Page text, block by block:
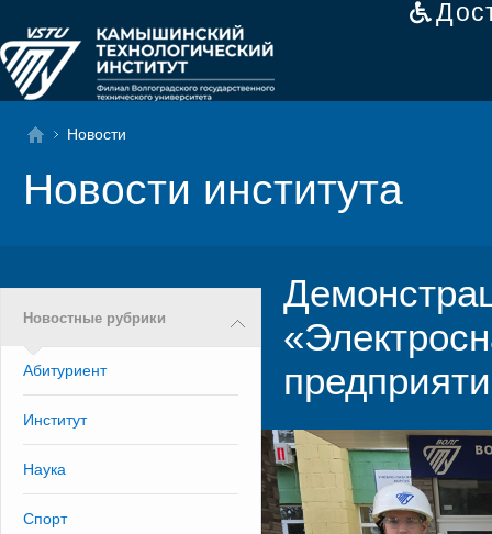
Новости
Новости института
Новостные рубрики
Абитуриент
Институт
Наука
Спорт